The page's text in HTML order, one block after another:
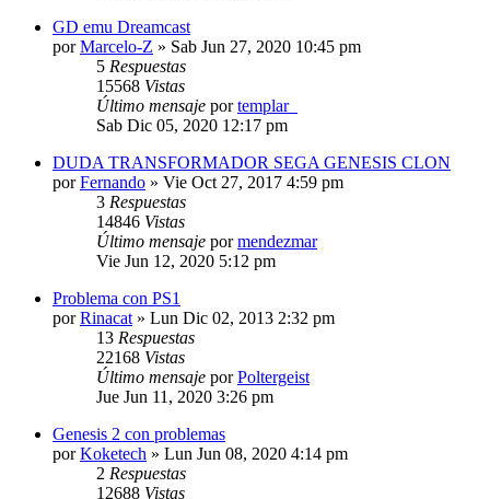
GD emu Dreamcast
porMarcelo-Z » Sab Jun 27, 2020 10:45 pm
5 Respuestas
15568 Vistas
Último mensaje portemplar_
Sab Dic 05, 2020 12:17 pm
DUDA TRANSFORMADOR SEGA GENESIS CLON
porFernando » Vie Oct 27, 2017 4:59 pm
3 Respuestas
14846 Vistas
Último mensaje pormendezmar
Vie Jun 12, 2020 5:12 pm
Problema con PS1
porRinacat » Lun Dic 02, 2013 2:32 pm
13 Respuestas
22168 Vistas
Último mensaje porPoltergeist
Jue Jun 11, 2020 3:26 pm
Genesis 2 con problemas
porKoketech » Lun Jun 08, 2020 4:14 pm
2 Respuestas
12688 Vistas